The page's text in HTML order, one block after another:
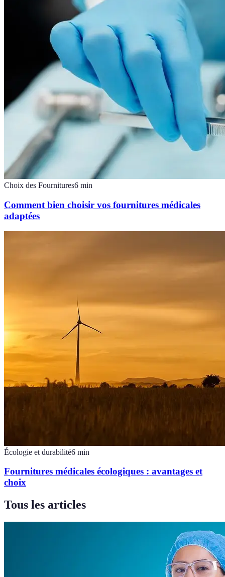
Choix des Fournitures6 min
Comment bien choisir vos fournitures médicales
adaptées
Écologie et durabilité6 min
Fournitures médicales écologiques : avantages et
choix
Tous les articles